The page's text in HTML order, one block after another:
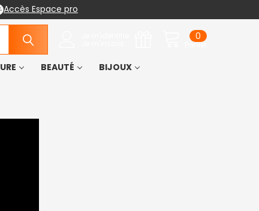
Accès Espace pro
Panier
0
BEAUTÉ
BIJOUX